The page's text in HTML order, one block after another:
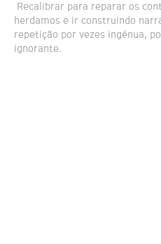
Recalibrar para reparar os
herdamos e ir construindo
repetição por vezes ingénua,
ignorante.